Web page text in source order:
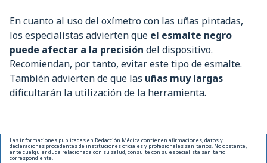
En cuanto al uso del oxímetro con las uñas pintadas,
los especialistas advierten que el esmalte negro
puede afectar a la precisión del dispositivo.
Recomiendan, por tanto, evitar este tipo de esmalte.
También advierten de que las uñas muy largas
dificultarán la utilización de la herramienta.
Las informaciones publicadas en Redacción Médica contienen afirmaciones, datos y
declaraciones procedentes de instituciones oficiales y profesionales sanitarios. No obstante,
ante cualquier duda relacionada con su salud, consulte con su especialista sanitario
correspondiente.